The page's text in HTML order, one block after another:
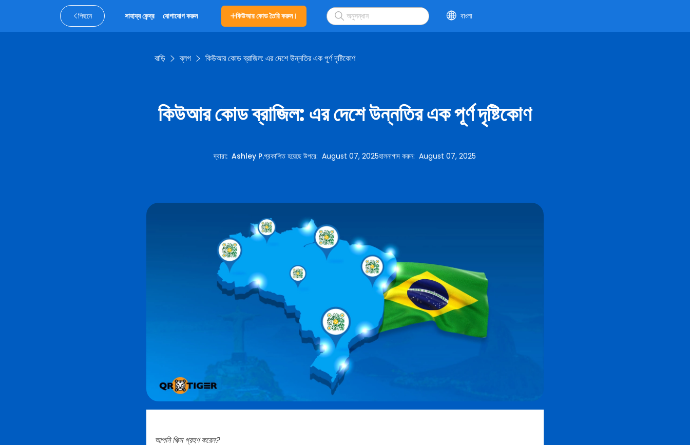
পিছনে সাহায্য কেন্দ্র যোগাযোগ করুন কিউআর কোড তৈরি করুন। বাংলা
বাড়ি ব্লগ কিউআর কোড ব্রাজিল: এর দেশে উন্নতির এক পূর্ণ দৃষ্টিকোণ
কিউআর কোড ব্রাজিল: এর দেশে উন্নতির এক পূর্ণ দৃষ্টিকোণ
দ্বারা:Ashley P.প্রকাশিত হয়েছে উপরে:August 07, 2025হালনাগাদ করুন:August 07, 2025
আপনি পিক্স গ্রহণ করেন?